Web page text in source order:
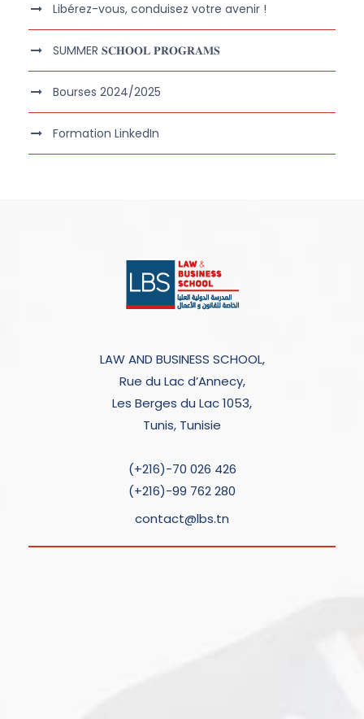
Libérez-vous, conduisez votre avenir !
SUMMER 𝐒𝐂𝐇𝐎𝐎𝐋 𝐏𝐑𝐎𝐆𝐑𝐀𝐌𝐒
Bourses 2024/2025
Formation LinkedIn
LAW AND BUSINESS SCHOOL,
Rue du Lac d’Annecy,
Les Berges du Lac 1053,
Tunis, Tunisie
(+216)-70 026 426
(+216)-99 762 280
contact@lbs.tn